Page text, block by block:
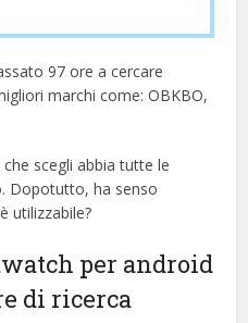
97 ore a cercare
marchi come: OBKBO,
che scegli abbia tutte le
Dopotutto, ha senso
utilizzabile?
per android
di ricerca